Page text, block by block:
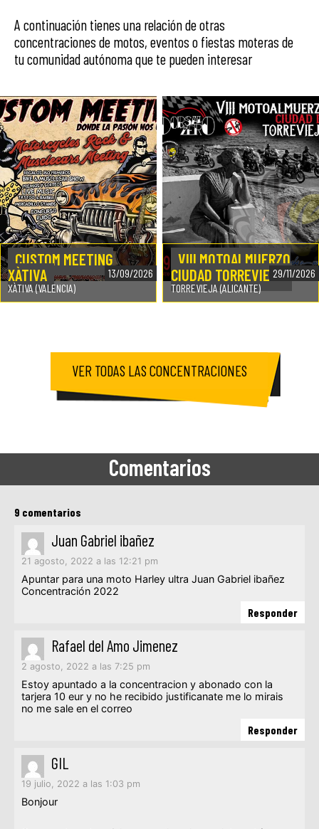
A continuación tienes una relación de otras
concentraciones de motos, eventos o fiestas moteras de
tu comunidad autónoma que te pueden interesar
CUSTOM MEETING
XÀTIVA
XÀTIVA (VALENCIA)
13/09/2026
VIII MOTOALMUERZO
CIUDAD TORREVIEJA
TORREVIEJA (ALICANTE)
29/11/2026
VER TODAS LAS CONCENTRACIONES
Comentarios
9 comentarios
Juan Gabriel ibañez
21 agosto, 2022 a las 12:21 pm
Apuntar para una moto Harley ultra Juan Gabriel ibañez
Concentración 2022
Responder
Rafael del Amo Jimenez
2 agosto, 2022 a las 7:25 pm
Estoy apuntado a la concentracion y abonado con la
tarjera 10 eur y no he recibido justificanate me lo mirais
no me sale en el correo
Responder
GIL
19 julio, 2022 a las 1:03 pm
Bonjour